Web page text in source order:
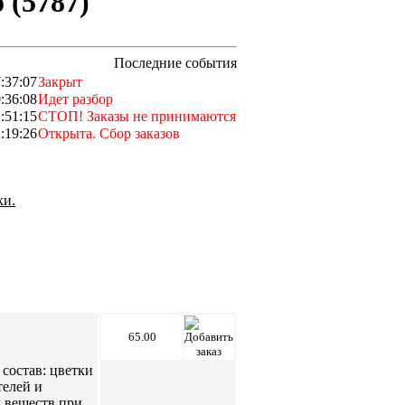
Последние события
Закрыт
Идет разбор
СТОП! Заказы не принимаются
Открыта. Сбор заказов
цветки
и
65.00